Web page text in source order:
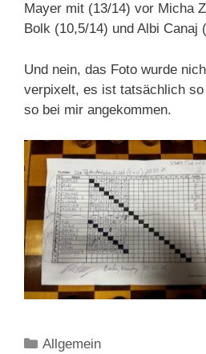
Mayer mit (13/14) vor Micha
Bolk (10,5/14) und Albi Canaj
Und nein, das Foto wurde
verpixelt, es ist tatsächlich
so bei mir angekommen.
Kategorien
Allgemein